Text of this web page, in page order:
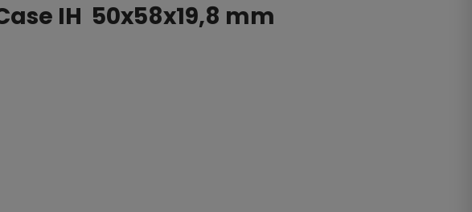
IH 50x58x19,8 mm